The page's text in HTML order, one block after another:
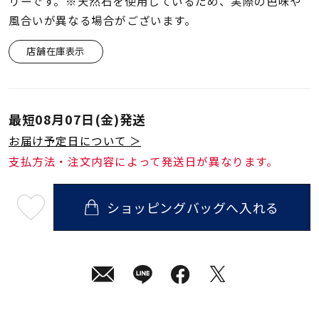
リングサイズ
～
メンズ
価格 ¥0
在庫
風合いが異なる場合がございます。
店舗在庫表示
最短08月07日(金)発送
お届け予定日について ＞
支払方法・注文内容によって発送日が異なります。
08
ショッピングバッグへ入れる